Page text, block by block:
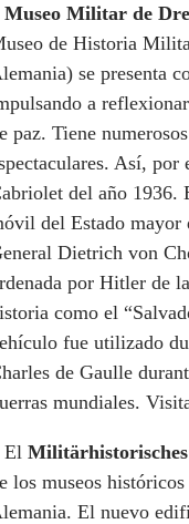
Museo Militar de
de Historia
se presenta
a
paz. Tiene
Así,
del año 1936.
del Estado mayor
Dietrich von
por Hitler de
como el
fue utilizado
de Gaulle
mundiales.
El
los museos
El nuevo